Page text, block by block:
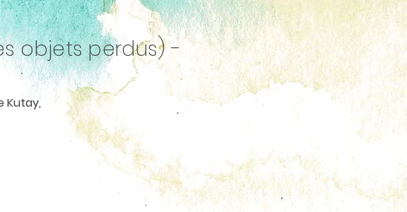
objets perdus) -
Kutay,